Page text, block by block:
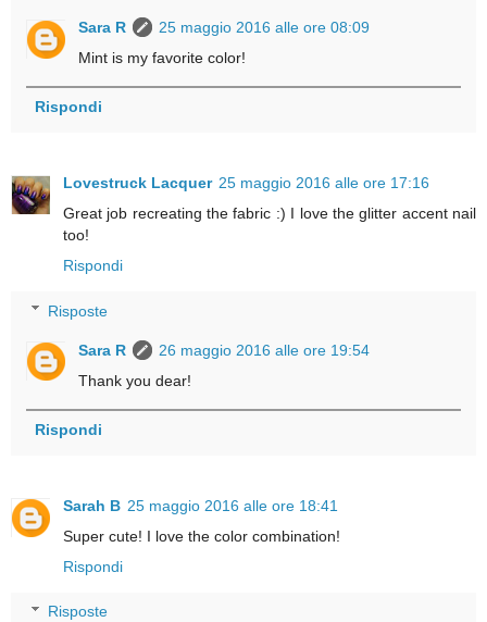
Sara R
25 maggio 2016 alle ore 08:09
Mint is my favorite color!
Rispondi
Lovestruck Lacquer 25 maggio 2016 alle ore 17:16
Great job recreating the fabric :) I love the glitter accent nail
too!
Rispondi
Risposte
Sara R
26 maggio 2016 alle ore 19:54
Thank you dear!
Rispondi
Sarah B 25 maggio 2016 alle ore 18:41
Super cute! I love the color combination!
Rispondi
Risposte